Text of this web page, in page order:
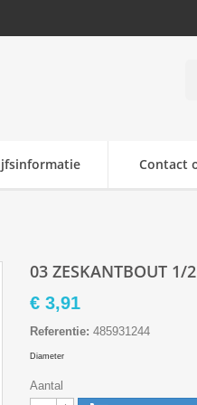
Contact
03 ZESKANTBOUT 1/
€ 3,91
Referentie: 485931244
Diameter
Aantal